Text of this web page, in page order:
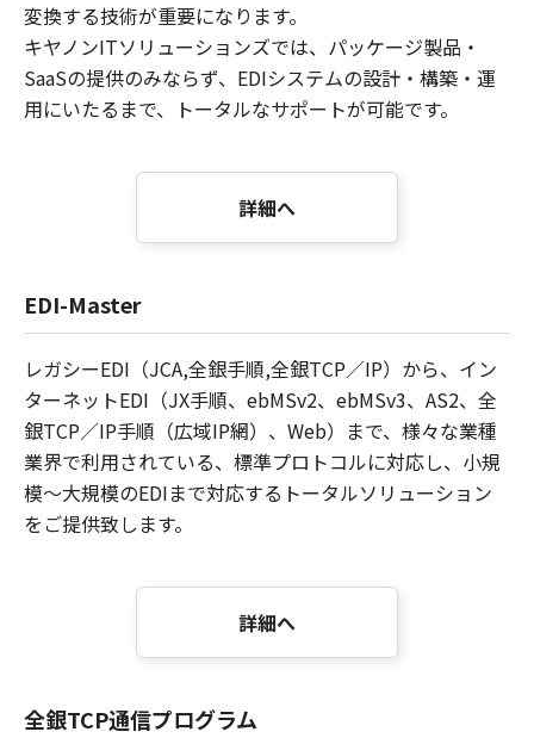
変換する技術が重要になります。
キヤノンITソリューションズでは、パッケージ製品・
SaaSの提供のみならず、EDIシステムの設計・構築・運
用にいたるまで、トータルなサポートが可能です。
詳細へ
EDI-Master
レガシーEDI（JCA,全銀手順,全銀TCP／IP）から、イン
ターネットEDI（JX手順、ebMSv2、ebMSv3、AS2、全
銀TCP／IP手順（広域IP網）、Web）まで、様々な業種
業界で利用されている、標準プロトコルに対応し、小規
模～大規模のEDIまで対応するトータルソリューション
をご提供致します。
詳細へ
全銀TCP通信プログラム